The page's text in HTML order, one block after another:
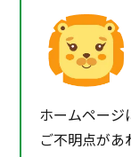
ホームページ
ご不明点があ